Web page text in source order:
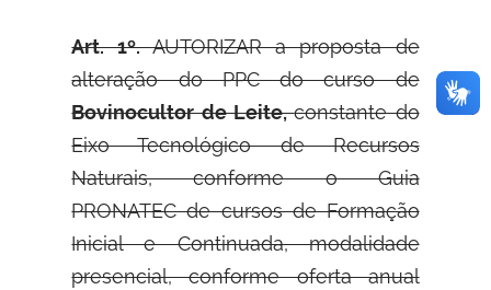
Art. 1º.AUTORIZAR a proposta de
alteração do PPC do curso de
Bovinocultor de Leite,constante do
Eixo Tecnológico de Recursos
Naturais, conforme o Guia
PRONATEC de cursos de Formação
Inicial e Continuada, modalidade
presencial, conforme oferta anual